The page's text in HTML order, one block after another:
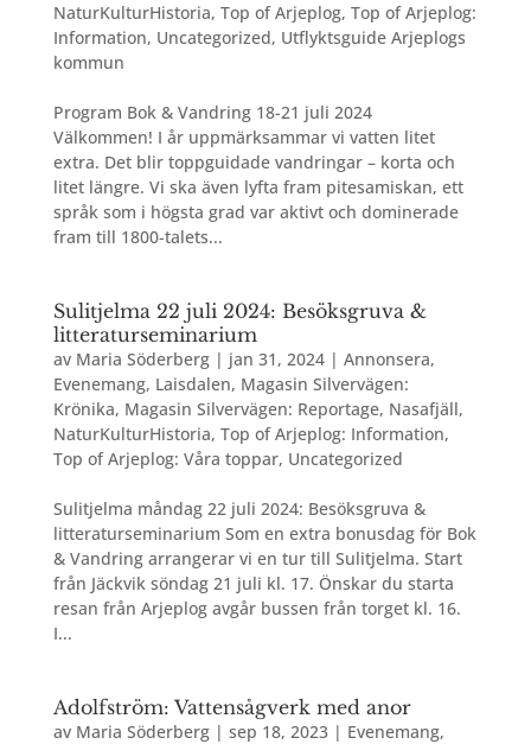
NaturKulturHistoria, Top of Arjeplog, Top of Arjeplog:
Information, Uncategorized, Utflyktsguide Arjeplogs
kommun
Program Bok & Vandring 18-21 juli 2024
Välkommen! I år uppmärksammar vi vatten litet
extra. Det blir toppguidade vandringar – korta och
litet längre. Vi ska även lyfta fram pitesamiskan, ett
språk som i högsta grad var aktivt och dominerade
fram till 1800-talets...
Sulitjelma 22 juli 2024: Besöksgruva &
litteraturseminarium
av Maria Söderberg| jan 31, 2024| Annonsera,
Evenemang, Laisdalen, Magasin Silvervägen:
Krönika, Magasin Silvervägen: Reportage, Nasafjäll,
NaturKulturHistoria, Top of Arjeplog: Information,
Top of Arjeplog: Våra toppar, Uncategorized
Sulitjelma måndag 22 juli 2024: Besöksgruva &
litteraturseminarium Som en extra bonusdag för Bok
& Vandring arrangerar vi en tur till Sulitjelma. Start
från Jäckvik söndag 21 juli kl. 17. Önskar du starta
resan från Arjeplog avgår bussen från torget kl. 16.
I...
Adolfström: Vattensågverk med anor
av Maria Söderberg| sep 18, 2023| Evenemang,